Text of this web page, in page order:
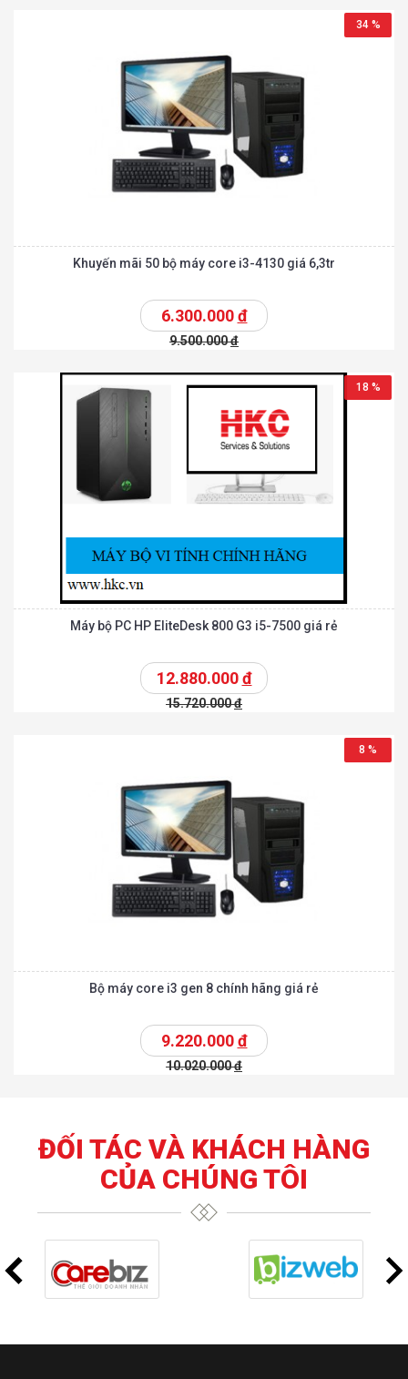
34 %
Khuyến mãi 50 bộ máy core i3-4130 giá 6,3tr
6.300.000đ
9.500.000đ
18 %
Máy bộ PC HP EliteDesk 800 G3 i5-7500 giá rẻ
12.880.000đ
15.720.000đ
8 %
Bộ máy core i3 gen 8 chính hãng giá rẻ
9.220.000đ
10.020.000đ
ĐỐI TÁC VÀ KHÁCH HÀNG
CỦA CHÚNG TÔI